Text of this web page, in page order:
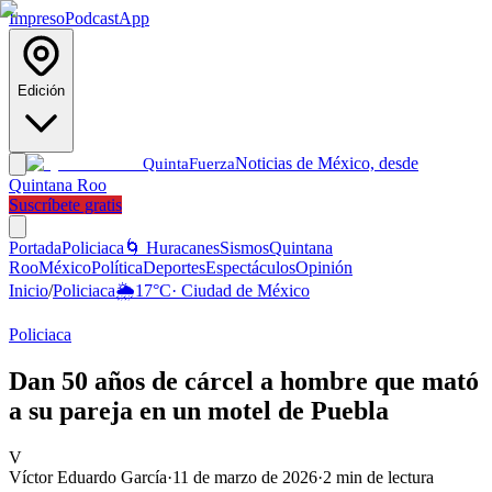
ImpresoPodcastApp
Edición
QuintaFuerzaNoticias de México, desde
Quintana Roo
Suscríbete gratis
PortadaPoliciaca 🌀 HuracanesSismosQuintana
RooMéxicoPolíticaDeportesEspectáculosOpinión
Inicio/Policiaca🌦️17°C· Ciudad de México
Policiaca
Dan 50 años de cárcel a hombre que mató
a su pareja en un motel de Puebla
V
Víctor Eduardo García·11 de marzo de 2026·2 min de lectura